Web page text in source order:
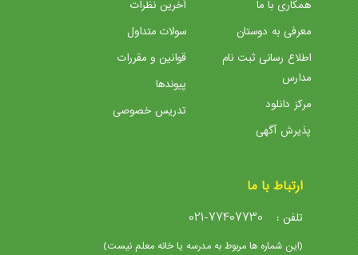
همکاری با ما
معرفی به دوستان
اطلاع رسانی ثبت نام
مدارس
مرکز دانلود
پذیرش آگهی
آخرین نظرات
سولات متداول
قوانین و مقررات
پیوندها
تدریس خصوصی
ارتباط با ما
تلفن : 021-77407730
(این شماره ها مربوط به مدرسه یا خانه معلم نیست)